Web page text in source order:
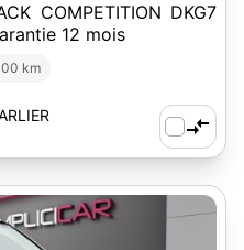
COMPETITION DKG7
12 mois
km